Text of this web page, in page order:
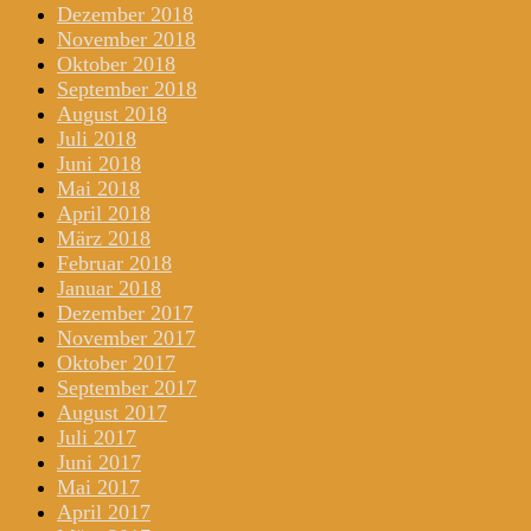
Dezember 2018
November 2018
Oktober 2018
September 2018
August 2018
Juli 2018
Juni 2018
Mai 2018
April 2018
März 2018
Februar 2018
Januar 2018
Dezember 2017
November 2017
Oktober 2017
September 2017
August 2017
Juli 2017
Juni 2017
Mai 2017
April 2017